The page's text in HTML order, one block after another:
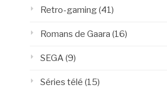
Retro-gaming(41)
Romans de Gaara (16)
SEGA (9)
Séries télé (15)